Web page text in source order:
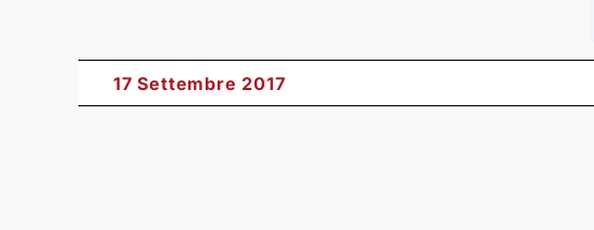
17 Settembre 2017